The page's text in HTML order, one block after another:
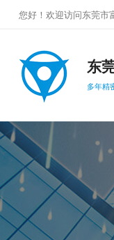
您好！欢迎访问东莞市
东
多年精